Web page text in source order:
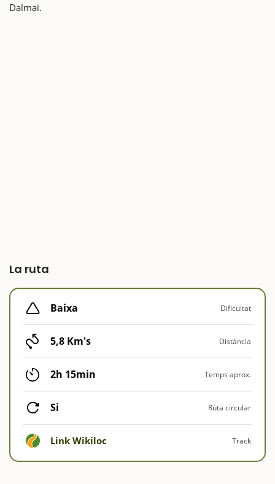
Dalmai.
La ruta
Baixa Dificultat
5,8 Km's Distància
2h 15min Temps aprox.
Si Ruta circular
Link Wikiloc Track